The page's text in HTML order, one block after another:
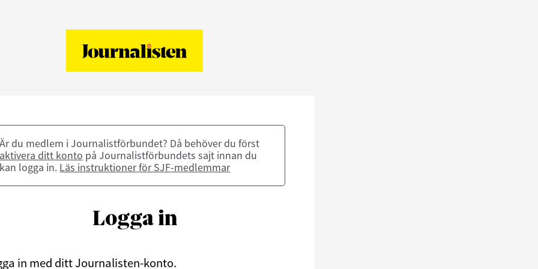
Är du medlem i Journalistförbundet? Då behöver du först
aktivera ditt konto på Journalistförbundets sajt innan du
kan logga in. Läs instruktioner för SJF-medlemmar
Logga in
in med ditt Journalisten-konto.